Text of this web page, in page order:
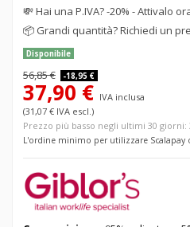
💸Hai una P.IVA? -20% - Attivalo
📦 Grandi quantità? Richiedi un
Disponibile
56,85 € -18,95 €
37,90 € IVA inclusa
(31,07 € IVA escl.)
Prezzo più basso negli ultimi 30 giorni:
L'ordine minimo per utilizzare Scalapay